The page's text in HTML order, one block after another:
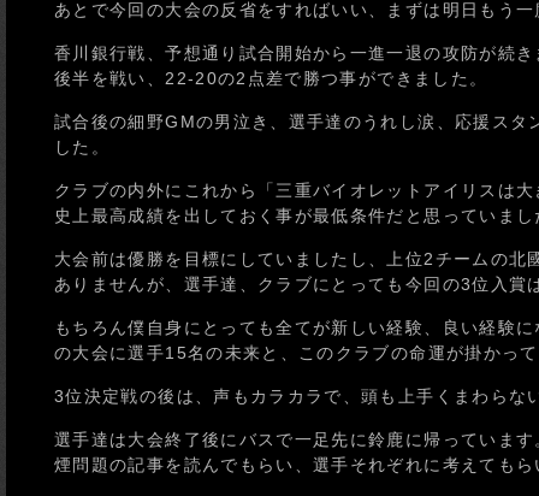
あとで今回の大会の反省をすればいい、まずは明日もう
香川銀行戦、予想通り試合開始から一進一退の攻防が続
後半を戦い、22-20の2点差で勝つ事ができました。
試合後の細野GMの男泣き、選手達のうれし涙、応援ス
した。
クラブの内外にこれから「三重バイオレットアイリスは
史上最高成績を出しておく事が最低条件だと思っていまし
大会前は優勝を目標にしていましたし、上位2チームの
ありませんが、選手達、クラブにとっても今回の3位入賞
もちろん僕自身にとっても全てが新しい経験、良い経験
の大会に選手15名の未来と、このクラブの命運が掛かっ
3位決定戦の後は、声もカラカラで、頭も上手くまわら
選手達は大会終了後にバスで一足先に鈴鹿に帰っていま
煙問題の記事を読んでもらい、選手それぞれに考えても